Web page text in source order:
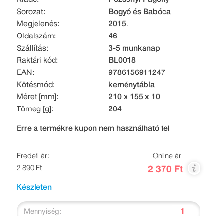
Sorozat:
Bogyó és Babóca
Megjelenés:
2015.
Oldalszám:
46
Szállítás:
3-5 munkanap
Raktári kód:
BL0018
EAN:
9786156911247
Kötésmód:
keménytábla
Méret [mm]:
210 x 155 x 10
Tömeg [g]:
204
Erre a termékre kupon nem használható fel
Eredeti ár:
2 890 Ft
Online ár:
2 370 Ft
Készleten
Mennyiség: